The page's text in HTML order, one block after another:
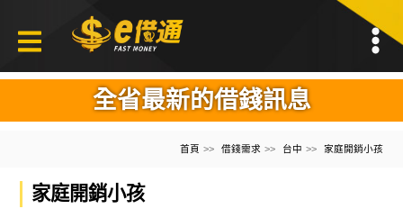
全省最新的借錢訊息
首頁 借錢需求 台中 家庭開銷小孩
家庭開銷小孩